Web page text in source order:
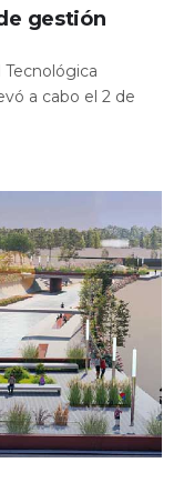
gestión
Tecnológica
a cabo el 2 de